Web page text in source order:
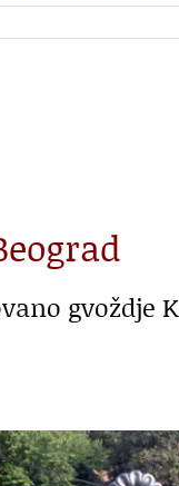
gvoždje